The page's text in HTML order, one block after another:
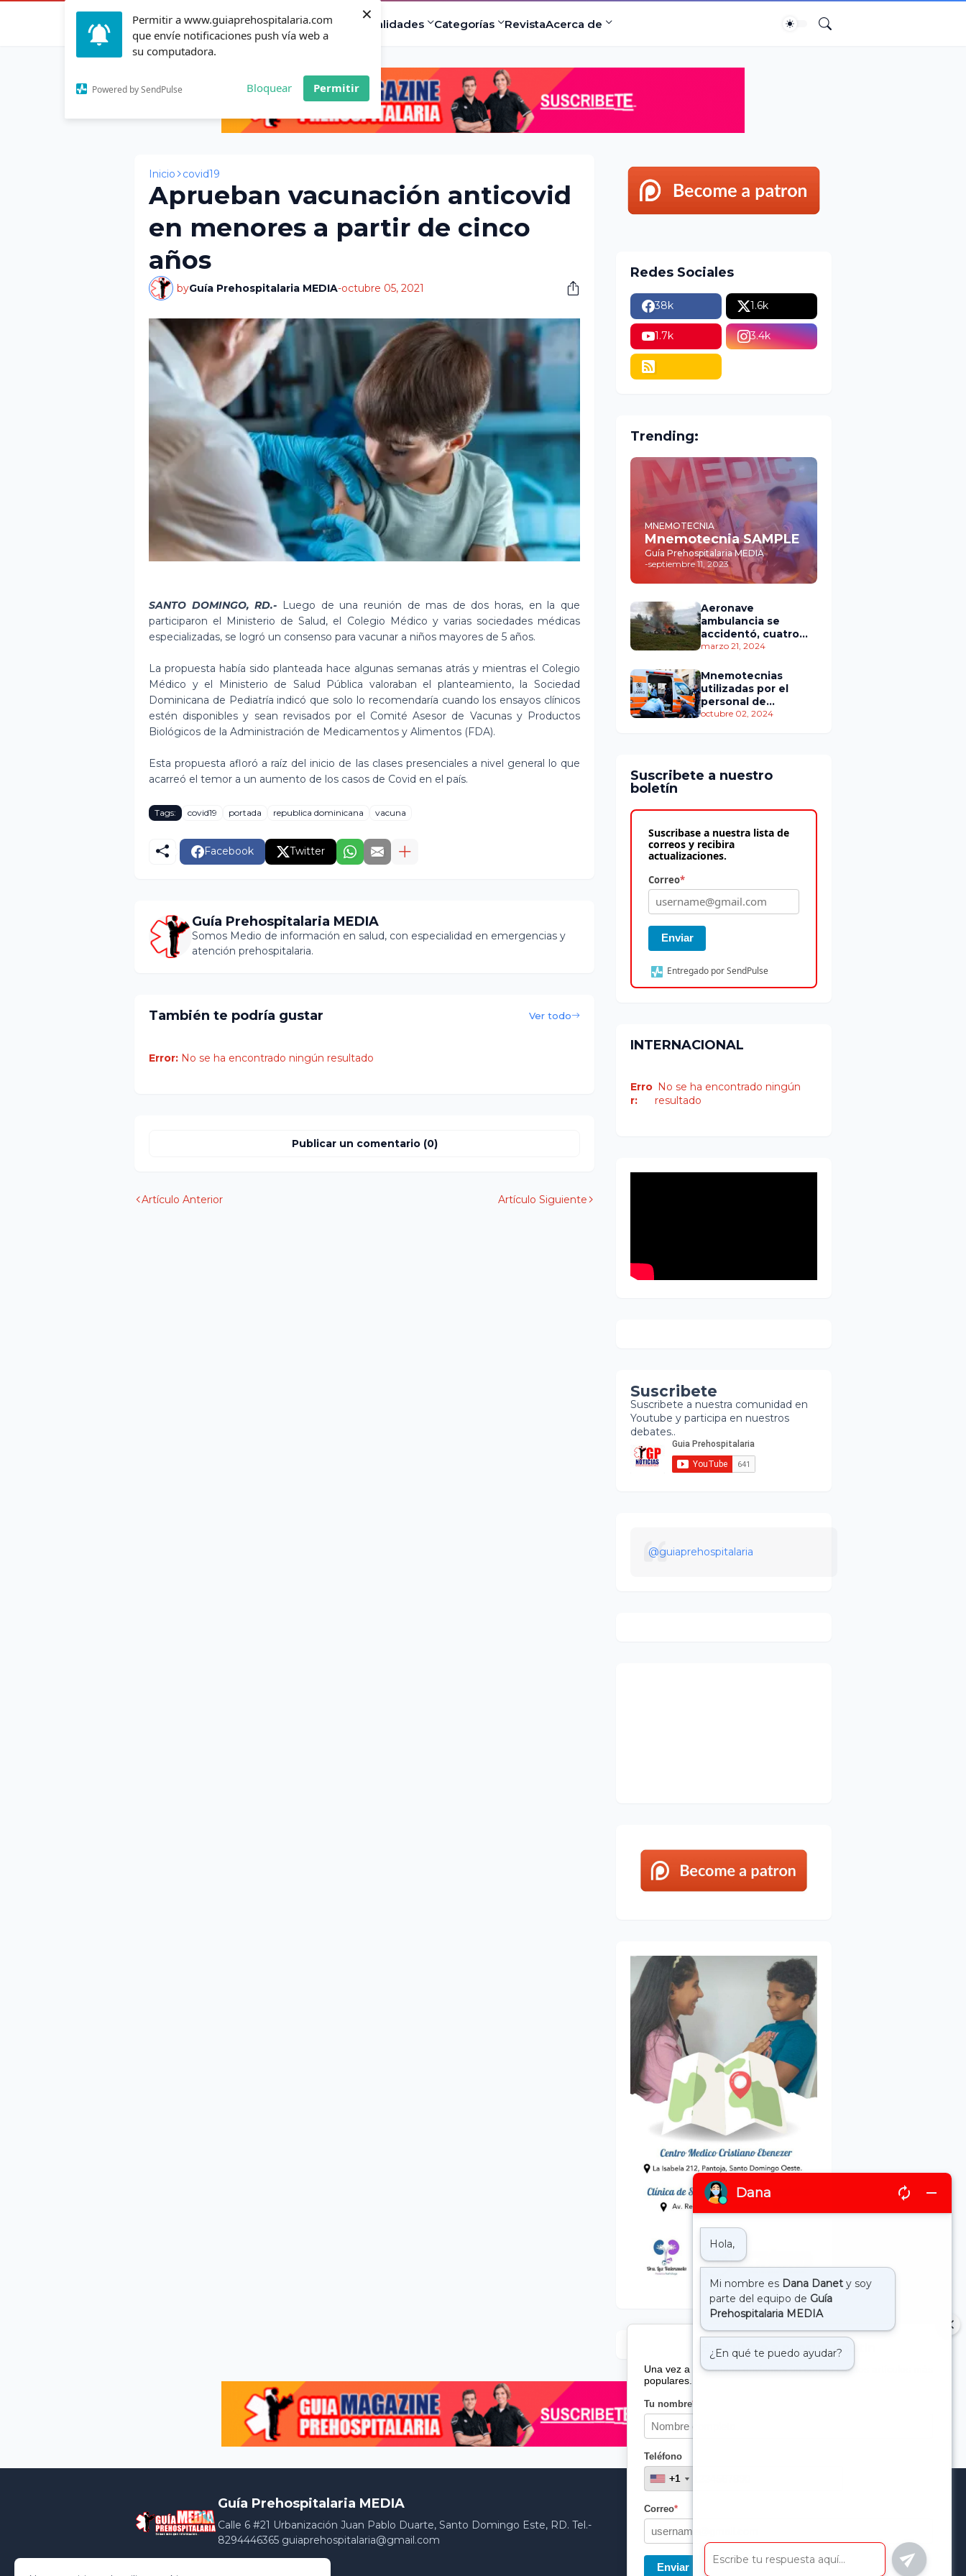
Permitir a www.guiaprehospitalaria.com
que envíe notificaciones push vía web a
su computadora.
Powered by SendPulse Bloquear Permitir
×
InicioActualidad Especialidades Categorías RevistaAcerca de
Inicio covid19
Aprueban vacunación anticovid
en menores a partir de cinco
años
byGuía Prehospitalaria MEDIA-octubre 05, 2021
SANTO DOMINGO, RD.- Luego de una reunión de mas de dos horas, en la que
participaron el Ministerio de Salud, el Colegio Médico y varias sociedades médicas
especializadas, se logró un consenso para vacunar a niños mayores de 5 años.
La propuesta había sido planteada hace algunas semanas atrás y mientras el Colegio
Médico y el Ministerio de Salud Pública valoraban el planteamiento, la Sociedad
Dominicana de Pediatría indicó que solo lo recomendaría cuando los ensayos clínicos
estén disponibles y sean revisados por el Comité Asesor de Vacunas y Productos
Biológicos de la Administración de Medicamentos y Alimentos (FDA).
Esta propuesta afloró a raíz del inicio de las clases presenciales a nivel general lo que
acarreó el temor a un aumento de los casos de Covid en el país.
Tags: covid19 portada republica dominicana vacuna
Facebook Twitter
Guía Prehospitalaria MEDIA
Somos Medio de información en salud, con especialidad en emergencias y
atención prehospitalaria.
También te podría gustar Ver todo
Error: No se ha encontrado ningún resultado
Publicar un comentario (0)
Artículo Anterior Artículo Siguiente
Redes Sociales
38k 1.6k
1.7k 3.4k
Trending:
MNEMOTECNIA
Mnemotecnia SAMPLE
Guía Prehospitalaria MEDIA
-septiembre 11, 2023
Aeronave
ambulancia se
accidentó, cuatro
personas murieron
marzo 21, 2024
Mnemotecnias
utilizadas por el
personal de
atención
octubre 02, 2024
Suscribete a nuestro
boletín
Suscribase a nuestra lista de
correos y recibira
actualizaciones.
Correo*
Enviar
Entregado por SendPulse
INTERNACIONAL
Erro
r:
No se ha encontrado ningún
resultado
Suscribete
Suscribete a nuestra comunidad en
Youtube y participa en nuestros
debates..
@guiaprehospitalaria
Suscribete a nuestro boletin
Una vez a la semana enviamos un correo con los artículos más
populares.
Tu nombre*
Teléfono
+1
+1
Correo*
Enviar
Guía Prehospitalaria MEDIA
Calle 6 #21 Urbanización Juan Pablo Duarte, Santo Domingo Este, RD. Tel.-
8294446365 guiaprehospitalaria@gmail.com